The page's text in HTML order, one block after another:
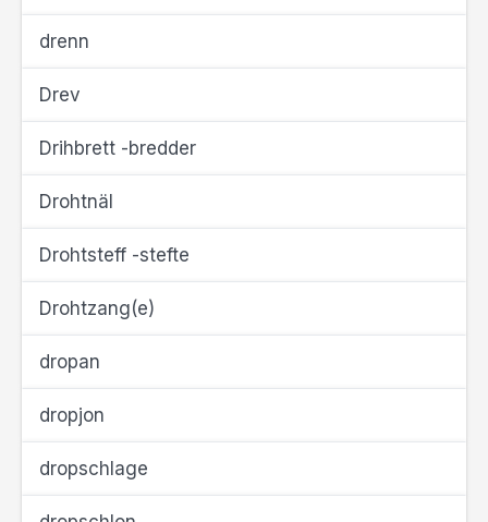
drenn
Drev
Drihbrett -bredder
Drohtnäl
Drohtsteff -stefte
Drohtzang(e)
dropan
dropjon
dropschlage